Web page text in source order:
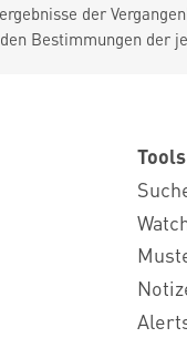
der
Bestimmungen der
Tools